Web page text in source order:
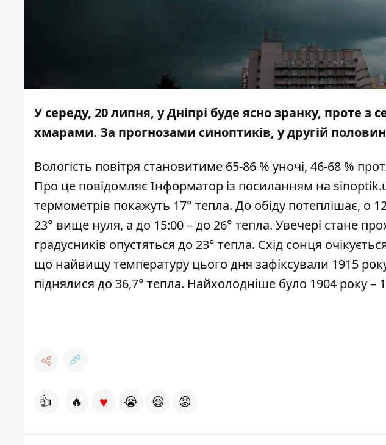
У середу, 20 липня, у Дніпрі буде ясно зранку, проте з
хмарами. За прогнозами синоптиків, у другій
Вологість повітря становитиме 65-86 % уночі, 46-68 %
Про це повідомляє Інформатор із посиланням на
термометрів покажуть 17° тепла. До обіду потеплішає, о
23° вище нуля, а до 15:00 – до 26° тепла. Увечері стане
градусників опустяться до 23° тепла. Схід сонця
що найвищу температуру цього дня зафіксували 1915
піднялися до 36,7° тепла. Найхолодніше було 1904 року –
👍 🔥 ♥ 😭 😆 😡